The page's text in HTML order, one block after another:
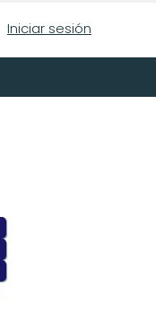
Iniciar sesión